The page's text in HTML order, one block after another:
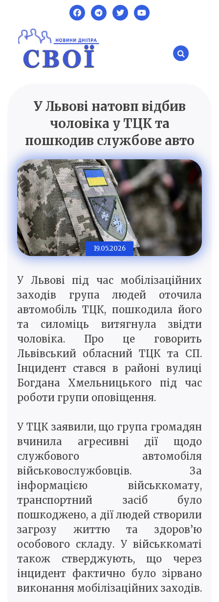
content
SVOI.DP.UA
Новини Дніпра
У Львові натовп відбив
чоловіка у ТЦК та
пошкодив службове авто
19.05.2026
У Львові під час мобілізаційних
заходів група людей оточила
автомобіль ТЦК, пошкодила його
та силоміць витягнула звідти
чоловіка. Про це говорить
Львівський обласний ТЦК та СП.
Інцидент стався в районі вулиці
Богдана Хмельницького під час
роботи групи оповіщення.
У ТЦК заявили, що група громадян
вчинила агресивні дії щодо
службового автомобіля
військовослужбовців. За
інформацією військкомату,
транспортний засіб було
пошкоджено, а дії людей створили
загрозу життю та здоров’ю
особового складу. У військкоматі
також стверджують, що через
інцидент фактично було зірвано
виконання мобілізаційних заходів.